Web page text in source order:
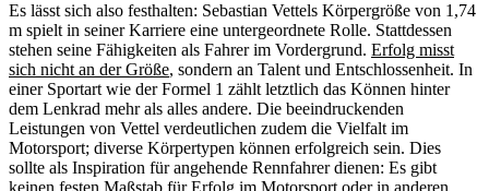
Es lässt sich also festhalten: Sebastian Vettels Körpergröße von 1,74
m spielt in seiner Karriere eine untergeordnete Rolle. Stattdessen
stehen seine Fähigkeiten als Fahrer im Vordergrund. Erfolg misst
sich nicht an der Größe, sondern an Talent und Entschlossenheit. In
einer Sportart wie der Formel 1 zählt letztlich das Können hinter
dem Lenkrad mehr als alles andere. Die beeindruckenden
Leistungen von Vettel verdeutlichen zudem die Vielfalt im
Motorsport; diverse Körpertypen können erfolgreich sein. Dies
sollte als Inspiration für angehende Rennfahrer dienen: Es gibt